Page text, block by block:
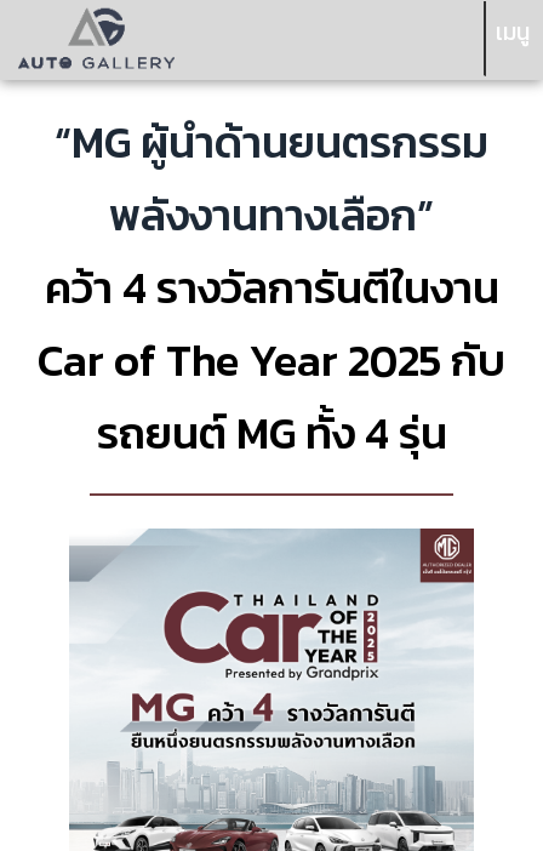
เมนู
“MG ผู้นำด้านยนตรกรรม
พลังงานทางเลือก”
คว้า 4 รางวัลการันตีในงาน
Car of The Year 2025 กับ
รถยนต์ MG ทั้ง 4 รุ่น